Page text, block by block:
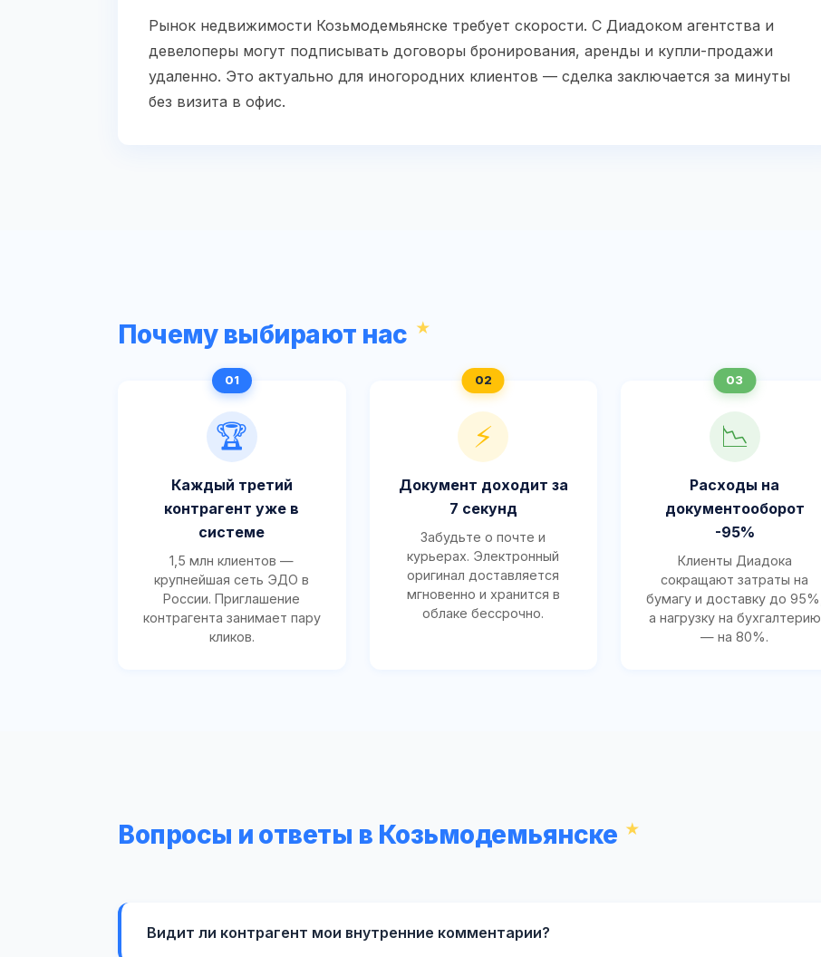
Рынок недвижимости Козьмодемьянске требует скорости. С Диадоком агентства и
девелоперы могут подписывать договоры бронирования, аренды и купли-продажи
удаленно. Это актуально для иногородних клиентов — сделка заключается за минуты
без визита в офис.
Почему выбирают нас
🏆
Каждый третий
контрагент уже в
системе
1,5 млн клиентов —
крупнейшая сеть ЭДО в
России. Приглашение
контрагента занимает пару
кликов.
⚡
Документ доходит за
7 секунд
Забудьте о почте и
курьерах. Электронный
оригинал доставляется
мгновенно и хранится в
облаке бессрочно.
📉
Расходы на
документооборот
-95%
Клиенты Диадока
сокращают затраты на
бумагу и доставку до 95%,
а нагрузку на бухгалтерию
— на 80%.
Вопросы и ответы в Козьмодемьянске
Видит ли контрагент мои внутренние комментарии?